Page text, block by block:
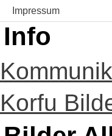
Impressum
Info
Korfu